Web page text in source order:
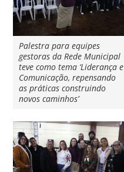
Palestra para equipes
gestoras da Rede Municipal
teve como tema ‘Liderança e
Comunicação, repensando
as práticas construindo
novos caminhos’